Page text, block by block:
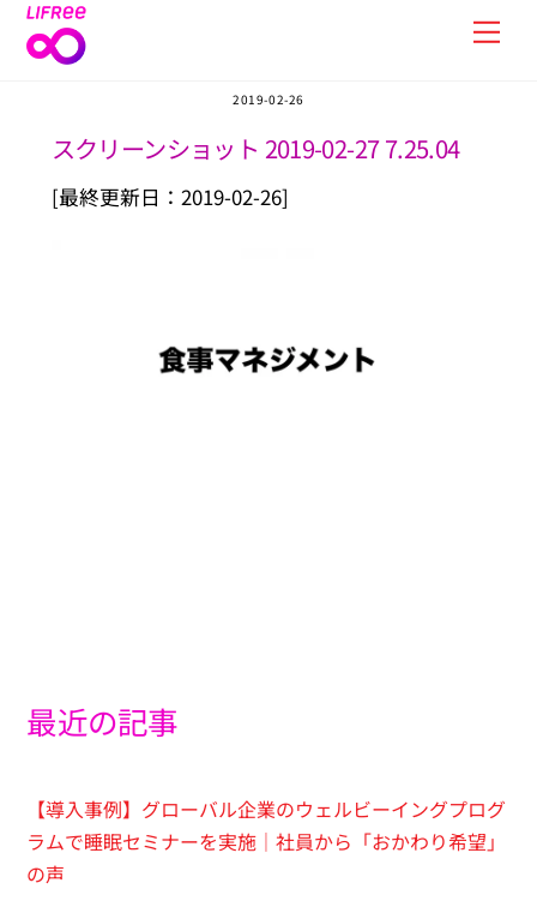
Skip
2019-02-26
スクリーンショット 2019-02-27 7.25.04
[最終更新日：2019-02-26]
最近の記事
【導入事例】グローバル企業のウェルビーイングプログ
ラムで睡眠セミナーを実施｜社員から「おかわり希望」
の声